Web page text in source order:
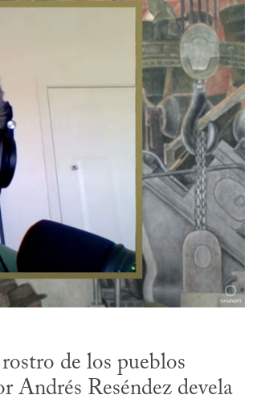
de los pueblos
Andrés Reséndez devela